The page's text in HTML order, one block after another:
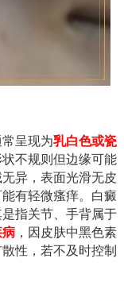
呈现为乳白色或瓷
不规则但边缘可能
异，表面光滑无皮
有轻微瘙痒。白癜
指关节、手背属于
病 ，因皮肤中黑色素
性，若不及时控制